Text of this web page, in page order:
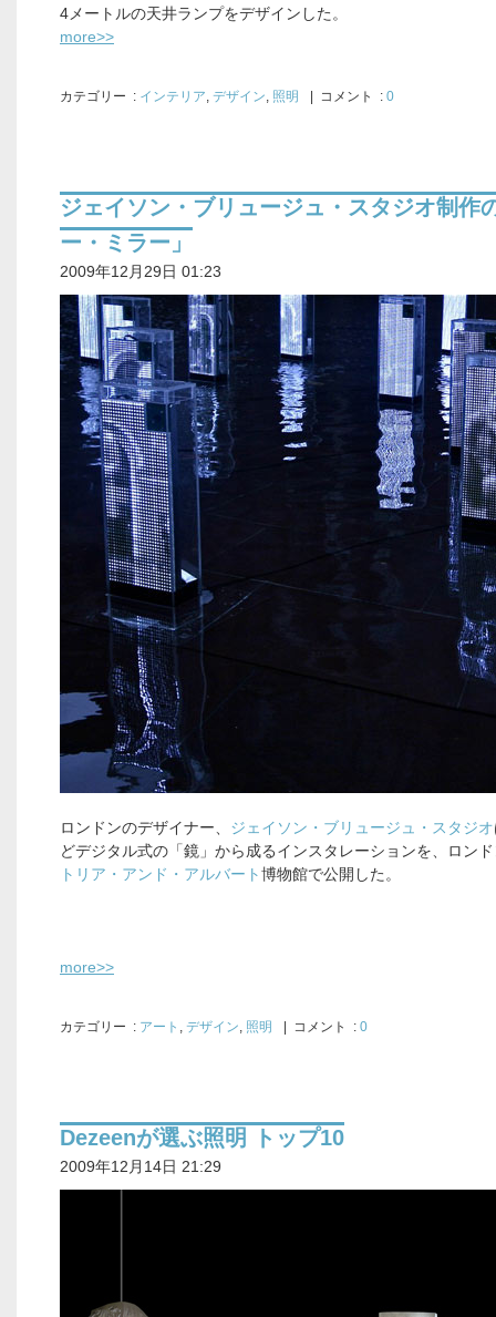
4メートルの天井ランプをデザインした。
more>>
カテゴリー : インテリア, デザイン, 照明 | コメント : 0
ジェイソン・ブリュージュ・スタジオ制作
ー・ミラー」
2009年12月29日 01:23
ロンドンのデザイナー、 ジェイソン・ブリュージュ・スタジオ
どデジタル式の「鏡」から成るインスタレーションを、ロン
トリア・アンド・アルバート博物館で公開した。
more>>
カテゴリー : アート , デザイン, 照明 | コメント : 0
Dezeenが選ぶ照明 トップ10
2009年12月14日 21:29